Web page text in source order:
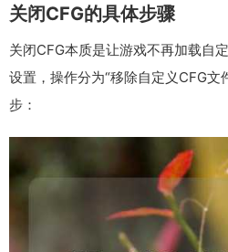
关闭CFG的具体步骤
关闭CFG本质是让游戏不再加载自
设置，操作分为“移除自定义CFG文
步：